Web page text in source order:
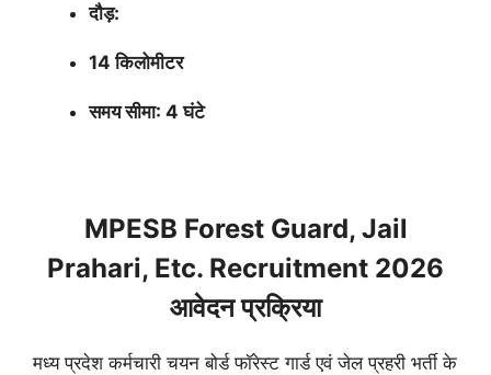
दौड़:
14 किलोमीटर
समय सीमा: 4 घंटे
MPESB Forest Guard, Jail
Prahari, Etc. Recruitment 2026
आवेदन प्रक्रिया
मध्य प्रदेश कर्मचारी चयन बोर्ड फॉरेस्ट गार्ड एवं जेल प्रहरी भर्ती के